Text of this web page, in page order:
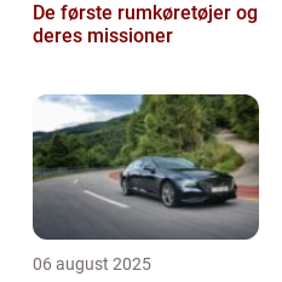
De første rumkøretøjer og
deres missioner
06 august 2025